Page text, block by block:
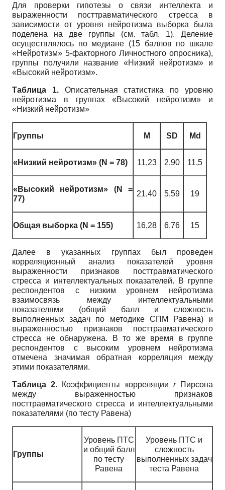
Для проверки гипотезы о связи интеллекта и
выраженности посттравматического стресса в
зависимости от уровня нейротизма выборка была
поделена на две группы (см. табл. 1). Деление
осуществлялось по медиане (15 баллов по шкале
«Нейротизм» 5-факторного Личностного опросника),
группы получили название «Низкий нейротизм» и
«Высокий нейротизм».
Таблица 1. Описательная статистика по уровню
нейротизма в группах «Высокий нейротизм» и
«Низкий нейротизм»
Группы M SD Md
«Низкий нейротизм» (N = 78) 11,23 2,90 11,5
«Высокий нейротизм» (N =
77)
21,40 5,59 19
Общая выборка (N = 155) 16,28 6,76 15
Далее в указанных группах был проведен
корреляционный анализ показателей уровня
выраженности признаков посттравматического
стресса и интеллектуальных показателей. В группе
респондентов с низким уровнем нейротизма
взаимосвязь между интеллектуальными
показателями (общий балл и сложность
выполненных задач по методике СПМ Равена) и
выраженностью признаков посттравматического
стресса не обнаружена. В то же время в группе
респондентов с высоким уровнем нейротизма
отмечена значимая обратная корреляция между
этими показателями.
Таблица 2. Коэффициенты корреляции r Пирсона
между выраженностью признаков
посттравматического стресса и интеллектуальными
показателями (по тесту Равена)
Группы
Уровень ПТС
и общий балл
по тесту
Равена
Уровень ПТС и
сложность
выполненных задач
теста Равена